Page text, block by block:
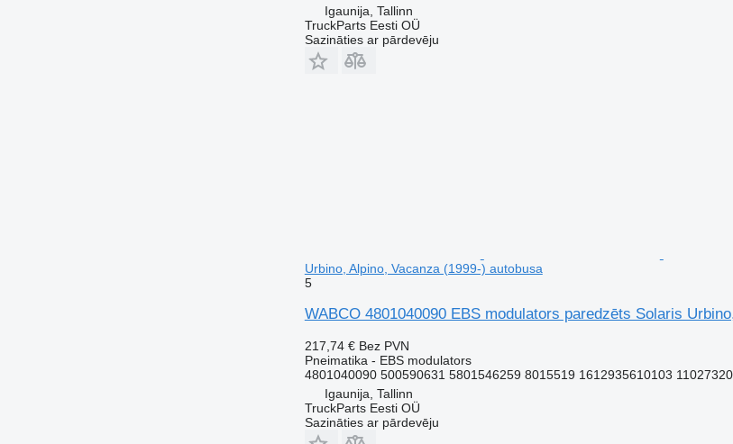
Igaunija, Tallinn
TruckParts Eesti OÜ
Sazināties ar pārdevēju
Urbino, Alpino, Vacanza (1999-) autobusa
5
WABCO 4801040090 EBS modulators paredzēts Solaris
217,74 € Bez PVN
Pneimatika - EBS modulators
4801040090 500590631 5801546259 8015519 1612935610103
Igaunija, Tallinn
TruckParts Eesti OÜ
Sazināties ar pārdevēju